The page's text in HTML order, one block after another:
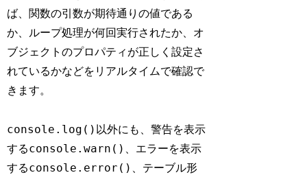
ば、関数の引数が期待通りの値である
か、ループ処理が何回実行されたか、オ
ブジェクトのプロパティが正しく設定さ
れているかなどをリアルタイムで確認で
きます。
console.log() 以外にも、警告を表示
するconsole.warn()
、エラーを表示
するconsole.error()
、テーブル形